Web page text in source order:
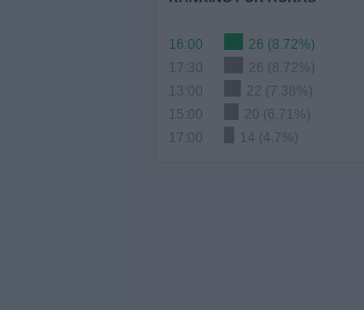
16:00
26 (8.72%)
17:30
26 (8.72%)
13:00
22 (7.38%)
15:00
20 (6.71%)
17:00
14 (4.7%)